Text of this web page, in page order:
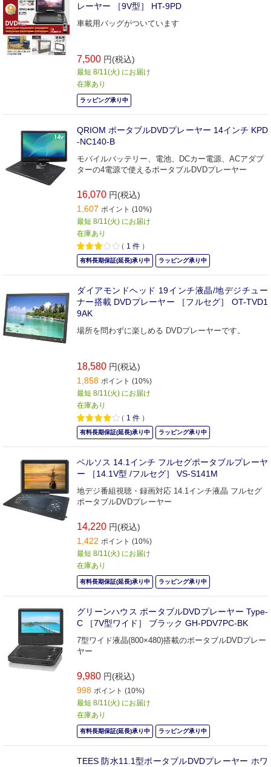
レーヤー ［9V型］ HT-9PD
車載用バッグがついています
7,500 円(税込)
最短 8/11(火) にお届け
在庫あり
ラッピング承り中
QRIOM ポータブルDVDプレーヤー 14インチ KPD
-NC140-B
モバイルバッテリー、電池、DCカー電源、ACアダプ
ターの4電源で使えるポータブルDVDプレーヤー
16,070 円(税込)
1,607 ポイント (10%)
最短 8/11(火) にお届け
在庫あり
（ 1 件 ）
有料長期保証(延長)承り中 ラッピング承り中
ダイアモンドヘッド 19インチ液晶/地デジチュー
ナー搭載 DVDプレーヤー ［フルセグ］ OT-TVD1
9AK
場所を問わずに楽しめる DVDプレーヤーです。
18,580 円(税込)
1,858 ポイント (10%)
最短 8/11(火) にお届け
在庫あり
（ 1 件 ）
有料長期保証(延長)承り中 ラッピング承り中
ベルソス 14.1インチ フルセグポータブルプレーヤ
ー ［14.1V型 /フルセグ］ VS-S141M
地デジ番組視聴・録画対応 14.1インチ液晶 フルセグ
ポータブルDVDプレーヤー
14,220 円(税込)
1,422 ポイント (10%)
最短 8/11(火) にお届け
在庫あり
有料長期保証(延長)承り中 ラッピング承り中
グリーンハウス ポータブルDVDプレーヤー Type-
C ［7V型ワイド］ ブラック GH-PDV7PC-BK
7型ワイド液晶(800×480)搭載のポータブルDVDプレー
ヤー
9,980 円(税込)
998 ポイント (10%)
最短 8/11(火) にお届け
在庫あり
有料長期保証(延長)承り中 ラッピング承り中
TEES 防水11.1型ポータブルDVDプレーヤー ホワ